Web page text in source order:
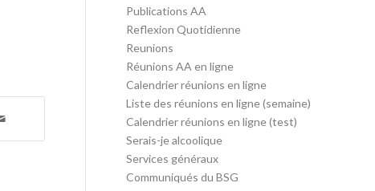
Publications AA
Reflexion Quotidienne
Reunions
Réunions AA en ligne
Calendrier réunions en ligne
Liste des réunions en ligne (semaine)
Calendrier réunions en ligne (test)
Serais-je alcoolique
Services généraux
Communiqués du BSG